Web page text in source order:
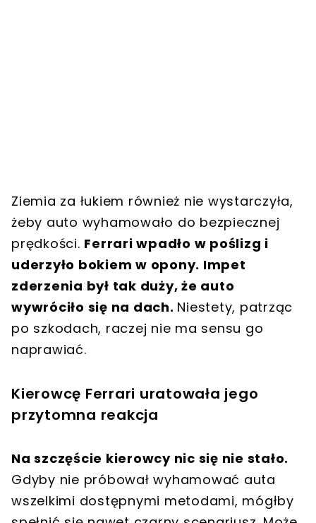
Ziemia za łukiem również nie wystarczyła,
żeby auto wyhamowało do bezpiecznej
prędkości. Ferrari wpadło w poślizg i
uderzyło bokiem w opony. Impet
zderzenia był tak duży, że auto
wywróciło się na dach. Niestety, patrząc
po szkodach, raczej nie ma sensu go
naprawiać.
Kierowcę Ferrari uratowała jego
przytomna reakcja
Na szczęście kierowcy nic się nie stało.
Gdyby nie próbował wyhamować auta
wszelkimi dostępnymi metodami, mógłby